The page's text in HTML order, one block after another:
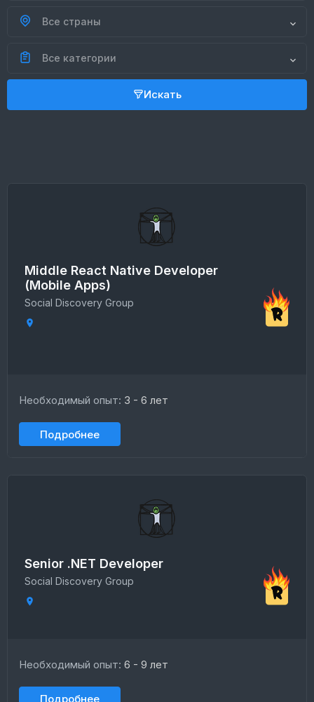
Все страны
Все категории
Искать
Middle React Native Developer
(Mobile Apps)
Social Discovery Group
Необходимый опыт: 3 - 6 лет
Подробнее
Senior .NET Developer
Social Discovery Group
Необходимый опыт: 6 - 9 лет
Подробнее